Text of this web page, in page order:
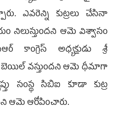
ఎవరెన్ని కుట్రలు చేసినా
నిలుస్తుందని ఆమె విశ్వాసం
కాంగ్రెస్‌ అధ్యక్షుడు శ్రీ
బెయిల్ వస్తుందని ఆమె‌ ధీమాగా
సంస్థ సిబిఐ కూడా కుట్ర
ఆమె ఆరోపించారు.